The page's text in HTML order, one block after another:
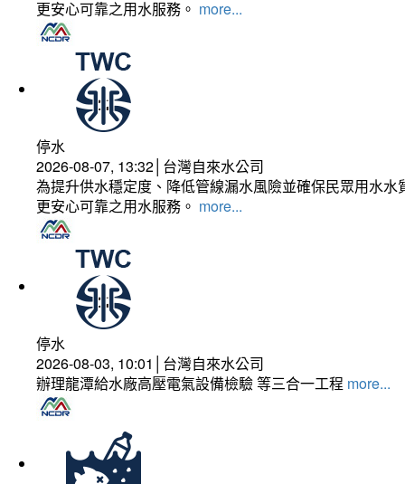
更安心可靠之用水服務。 more...
停水
2026-08-07, 13:32│台灣自來水公司
為提升供水穩定度、降低管線漏水風險並確保民眾用水
更安心可靠之用水服務。 more...
停水
2026-08-03, 10:01│台灣自來水公司
辦理龍潭給水廠高壓電氣設備檢驗 等三合一工程 more...